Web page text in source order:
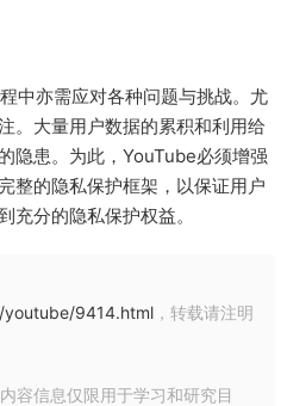
中亦需应对各种问题与挑战。尤
。大量用户数据的累积和利用给
隐患。为此，YouTube必须增强
整的隐私保护框架，以保证用户
充分的隐私保护权益。
9414.html ，转载请注明
容信息仅限用于学习和研究目